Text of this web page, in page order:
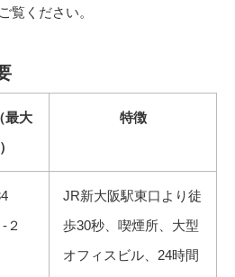
覧ください。
最大
特徴
JR新大阪駅東口より徒
歩30秒、喫煙所、大型
オフィスビル、24時間